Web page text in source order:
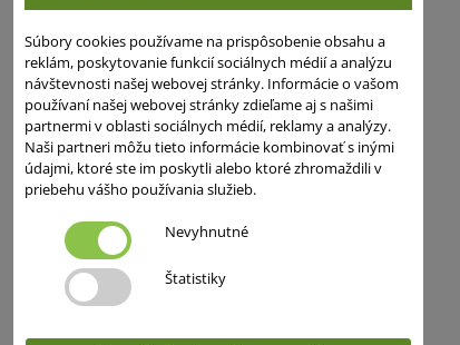
Súbory cookies používame na prispôsobenie obsahu a
reklám, poskytovanie funkcií sociálnych médií a analýzu
návštevnosti našej webovej stránky. Informácie o vašom
používaní našej webovej stránky zdieľame aj s našimi
partnermi v oblasti sociálnych médií, reklamy a analýzy.
Naši partneri môžu tieto informácie kombinovať s inými
údajmi, ktoré ste im poskytli alebo ktoré zhromaždili v
priebehu vášho používania služieb.
Nevyhnutné
Štatistiky